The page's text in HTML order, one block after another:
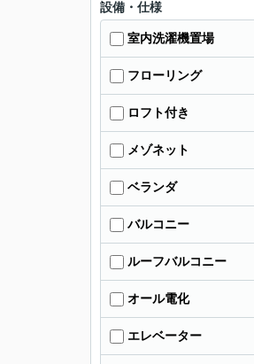
設備・仕様
室内洗濯機置場
フローリング
ロフト付き
メゾネット
ベランダ
バルコニー
ルーフバルコニー
オール電化
エレベーター